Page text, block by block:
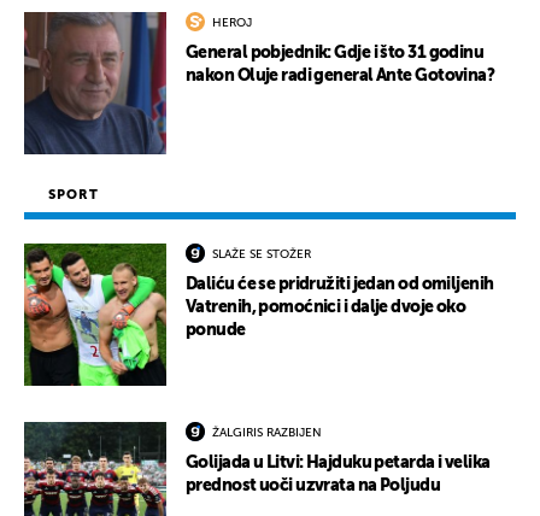
HEROJ
General pobjednik: Gdje i što 31 godinu
nakon Oluje radi general Ante Gotovina?
SPORT
SLAŽE SE STOŽER
Daliću će se pridružiti jedan od omiljenih
Vatrenih, pomoćnici i dalje dvoje oko
ponude
ŽALGIRIS RAZBIJEN
Golijada u Litvi: Hajduku petarda i velika
prednost uoči uzvrata na Poljudu